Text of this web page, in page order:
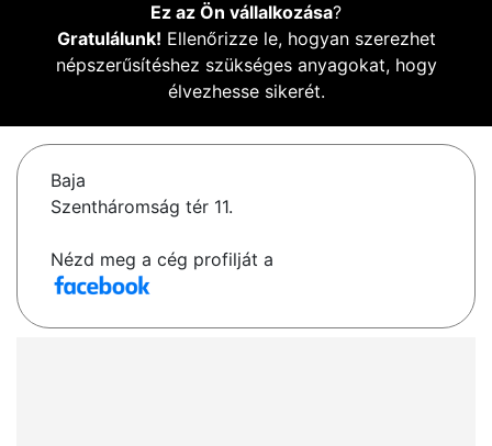
Ez az Ön vállalkozása?
Gratulálunk! Ellenőrizze le, hogyan szerezhet
népszerűsítéshez szükséges anyagokat, hogy
élvezhesse sikerét.
Baja
Szentháromság tér 11.
Nézd meg a cég profilját a